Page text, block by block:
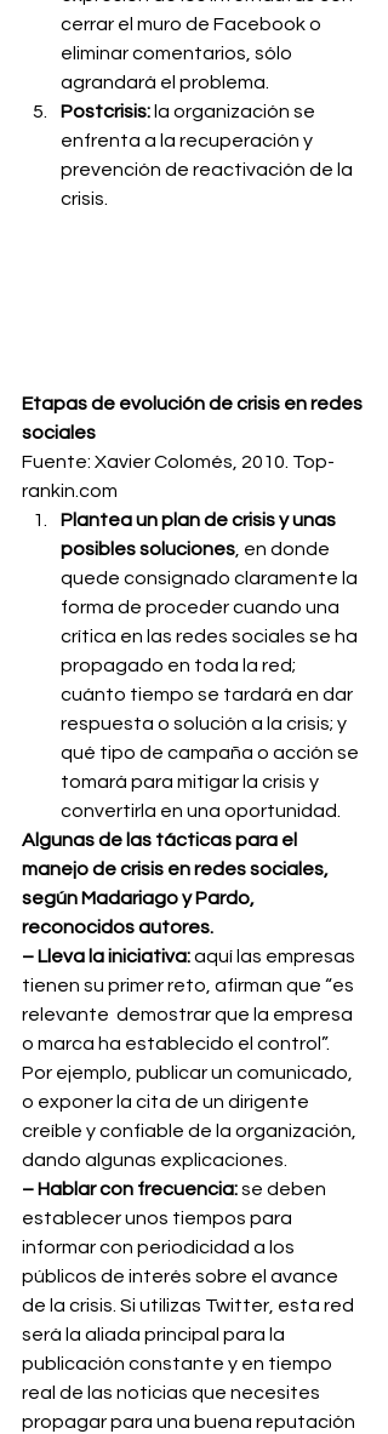
cerrar el muro de Facebook o
eliminar comentarios, sólo
agrandará el problema.
Postcrisis: la organización se
enfrenta a la recuperación y
prevención de reactivación de la
crisis.
Etapas de evolución de crisis en redes
sociales
Fuente: Xavier Colomés, 2010. Top-
rankin.com
Plantea un plan de crisis y unas
posibles soluciones , en donde
quede consignado claramente la
forma de proceder cuando una
crítica en las redes sociales se ha
propagado en toda la red;
cuánto tiempo se tardará en dar
respuesta o solución a la crisis; y
qué tipo de campaña o acción se
tomará para mitigar la crisis y
convertirla en una oportunidad.
Algunas de las tácticas para el
manejo de crisis en redes sociales,
según Madariago y Pardo,
reconocidos autores.
– Lleva la iniciativa: aquí las empresas
tienen su primer reto, afirman que “es
relevante  demostrar que la empresa
o marca ha establecido el control”.
Por ejemplo, publicar un comunicado,
o exponer la cita de un dirigente
creíble y confiable de la organización,
dando algunas explicaciones.
– Hablar con frecuencia: se deben
establecer unos tiempos para
informar con periodicidad a los
públicos de interés sobre el avance
de la crisis. Si utilizas Twitter, esta red
será la aliada principal para la
publicación constante y en tiempo
real de las noticias que necesites
propagar para una buena reputación